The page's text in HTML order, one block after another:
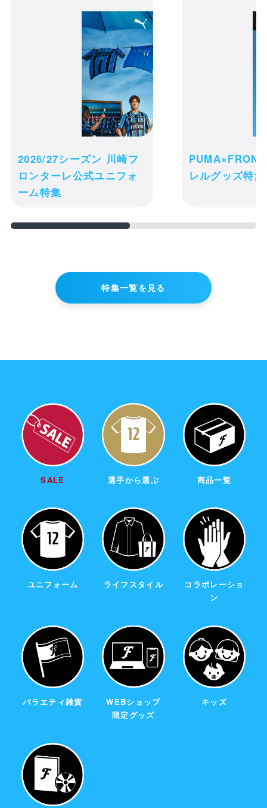
スタイ(メーカブー)
カートの商品は現時点ではお客様のため
に確保されておりません。商品の在庫状
況によっては、カートに入れた後でも品
切れになる可能性がございます。
ご注文完了後の変更・キャンセル・返
ご了承ください。
購入手続きへ進む
2026/27シーズン 川崎フ
ロンターレ公式ユニフォ
ーム特集
レルグッズ特
特集一覧を見る
SALE 選手から選ぶ 商品一覧
ユニフォーム ライフスタイル
コラボレーショ
ン
バラエティ雑貨
WEBショップ
限定グッズ
キッズ